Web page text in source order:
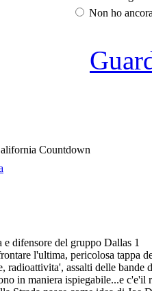
Non ho
Countdown
difensore del gruppo Dallas 1
l'ultima, pericolosa tappa
radioattivita', assalti delle
in maniera ispiegabile...e